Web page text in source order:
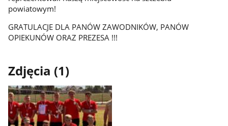
powiatowym!
GRATULACJE DLA PANÓW ZAWODNIKÓW, PANÓW
OPIEKUNÓW ORAZ PREZESA !!!
Zdjęcia (1)